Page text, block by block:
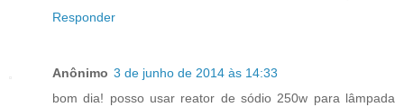
Responder
Anônimo 3 de junho de 2014 às 14:33
bom dia! posso usar reator de sódio 250w para lâmpada